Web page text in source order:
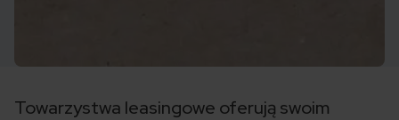
Towarzystwa leasingowe oferują swoim